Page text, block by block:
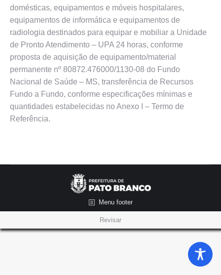
domésticas, equipamentos e móveis hospitalares,
equipamentos de informática e equipamentos de
radiologia destinados para equipar e mobiliar a Unidade
de Pronto Atendimento – UPA 24 horas, conforme
proposta de aquisição de equipamento/material
permanente nº 80872.476000/1130-08 do Fundo
Nacional de Saúde – MS, transferência de Recursos
Fundo a Fundo, conforme especificações mínimas e
quantidades estabelecidas no Anexo I – Termo de
Referência.
Menu footer
Revisar